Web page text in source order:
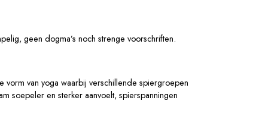
geen dogma’s noch strenge voorschriften.
vorm van yoga waarbij verschillende spiergroepen
soepeler en sterker aanvoelt, spierspanningen